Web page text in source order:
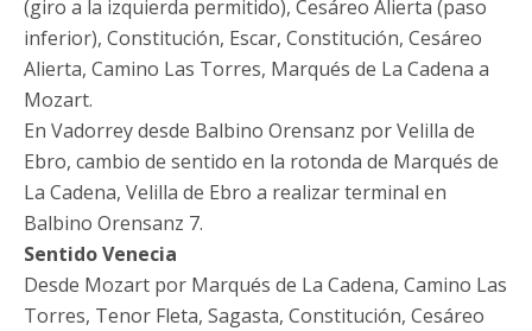
(giro a la izquierda permitido), Cesáreo Alierta (paso
inferior), Constitución, Escar, Constitución, Cesáreo
Alierta, Camino Las Torres, Marqués de La Cadena a
Mozart.
En Vadorrey desde Balbino Orensanz por Velilla de
Ebro, cambio de sentido en la rotonda de Marqués de
La Cadena, Velilla de Ebro a realizar terminal en
Balbino Orensanz 7.
Sentido Venecia
Desde Mozart por Marqués de La Cadena, Camino Las
Torres, Tenor Fleta, Sagasta, Constitución, Cesáreo